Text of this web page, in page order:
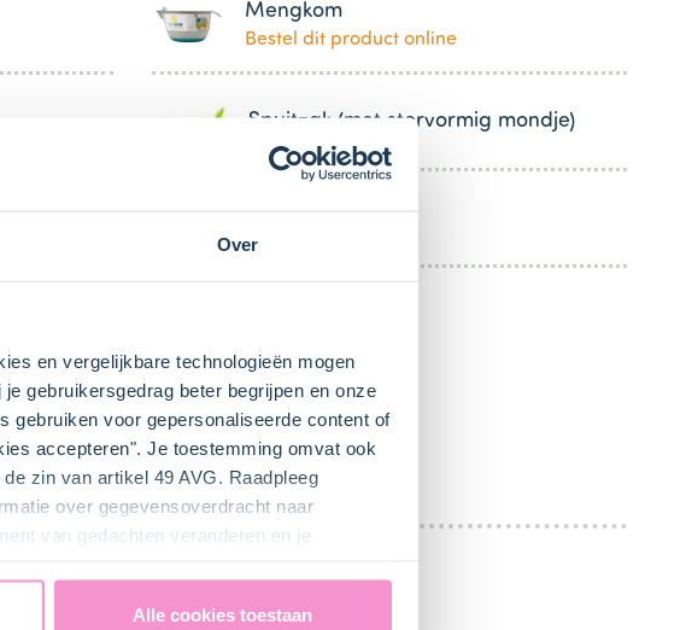
Over
en vergelijkbare technologieën mogen
gebruikersgedrag beter begrijpen en onze
gebruiken voor gepersonaliseerde content of
accepteren". Je toestemming omvat ook
zin van artikel 49 AVG. Raadpleeg
over gegevensoverdracht naar
van gedachten veranderen en je
Alle cookies toestaan
Mengkom
Bestel dit product online
Spuitzak (met stervormig mondje)